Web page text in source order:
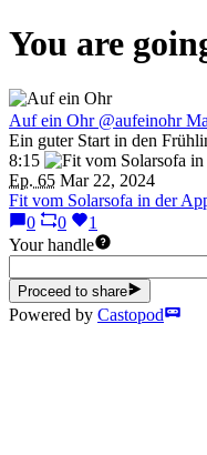
You are
Auf ein Ohr @aufeinohr
Ein guter Start in den
8:15
Ep. 65 Mar 22, 2024
Fit vom Solarsofa in der
0
0
1
Your handle
Proceed to share
Powered by Castopod